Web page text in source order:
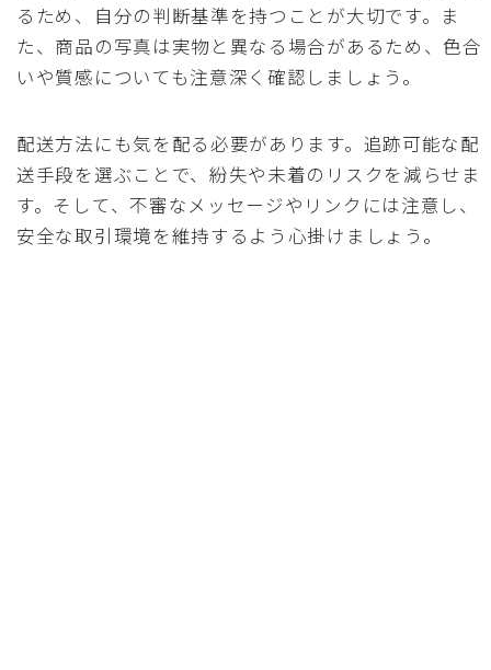
るため、自分の判断基準を持つことが大切です。ま
た、商品の写真は実物と異なる場合があるため、色合
いや質感についても注意深く確認しましょう。
配送方法にも気を配る必要があります。追跡可能な配
送手段を選ぶことで、紛失や未着のリスクを減らせま
す。そして、不審なメッセージやリンクには注意し、
安全な取引環境を維持するよう心掛けましょう。